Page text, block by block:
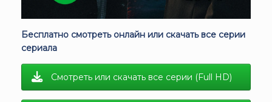
Бесплатно смотреть онлайн или скачать все серии
сериала
Смотреть или скачать все серии (Full HD)